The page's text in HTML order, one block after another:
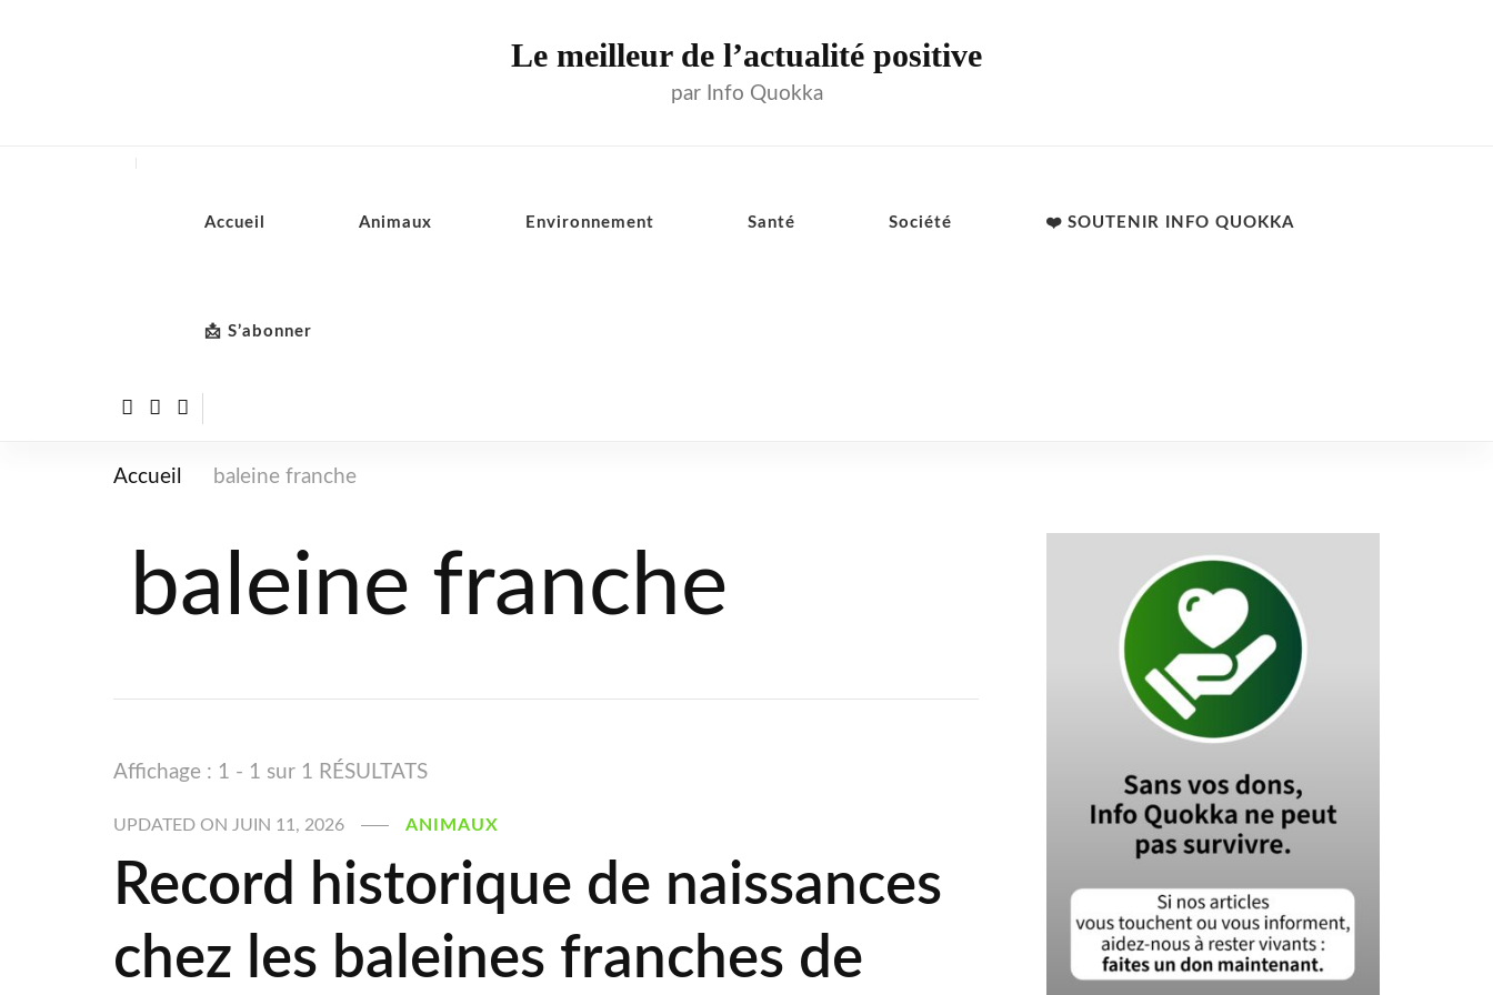
Le meilleur de l’actualité positive
par Info Quokka
Accueil Animaux Environnement Santé Société ❤️ SOUTENIR INFO QUOKKA
📩 S’abonner
Accueil baleine franche
baleine franche
Affichage : 1 - 1 sur 1 RÉSULTATS
UPDATED ON JUIN 11, 2026 ANIMAUX
Record historique de naissances
chez les baleines franches de